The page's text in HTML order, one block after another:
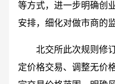
等方式，进一步明确创
安排，细化对做市商的
北交所此次规则修
定价格交易、调整无价